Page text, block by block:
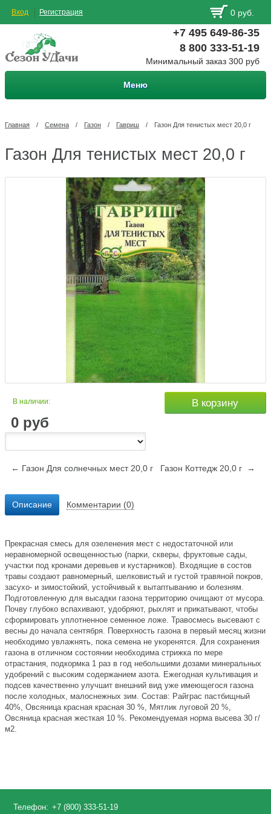
Вход Регистрация 0 руб.
+7 495 649-86-35
8 800 333-51-19
Минимальный заказ 300 руб
Меню
Главная / Семена / Газон / Гавриш / Газон Для тенистых мест 20,0 г
Газон Для тенистых мест 20,0 г
В наличии:
0 руб
В корзину
← Газон Для солнечных мест 20,0 г Газон Коттедж 20,0 г →
Описание Комментарии (0)
Прекрасная смесь для озеленения мест с недостаточной или
неравномерной освещенностью (парки, скверы, фруктовые сады,
участки под кронами деревьев и кустарников). Входящие в состов
травы создают равномерный, шелковистый и густой травяной покров,
засухо- и зимостойкий, устойчивый к вытаптыванию и болезням.
Подготовленную для высадки газона территорию очищают от мусора.
Почву глубоко вспахивают, удобряют, рыхлят и прикатывают, чтобы
сформировать уплотненное семенное ложе. Травосмесь высевают с
весны до начала сентября. Поверхность газона в первый месяц жизни
необходимо увлажнять, пока семена не укоренятся. Для сохранения
газона в отличном состоянии необходима стрижка по мере
отрастания, подкормка 1 раз в год небольшими дозами минеральных
удобрений с высоким содержанием азота. Ежегодная культивация и
подсев качественно улучшит внешний вид уже имеющегося газона
после холодных, малоснежных зим. Состав: Райграс пастбищный
40%, Овсяница красная красная 30 %, Мятлик луговой 20 %,
Овсяница красная жесткая 10 %. Рекомендуемая норма высева 30 г/
м2.
Телефон: +7 (800) 333-51-19